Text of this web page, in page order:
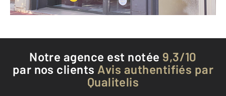
Téléphoner à l'agence
Notre agence est notée 9,3/10
par nos clients Avis authentifiés par
Qualitelis